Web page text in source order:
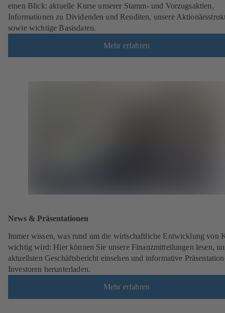
einen Blick: aktuelle Kurse unserer Stamm- und Vorzugsaktien,
Informationen zu Dividenden und Renditen, unsere
sowie wichtige Basisdaten.
Mehr erfahren
News & Präsentationen
Immer wissen, was rund um die wirtschaftliche Entwicklung von
wichtig wird: Hier können Sie unsere Finanzmitteilungen lesen,
aktuellsten Geschäftsbericht einsehen und informative
Investoren herunterladen.
Mehr erfahren